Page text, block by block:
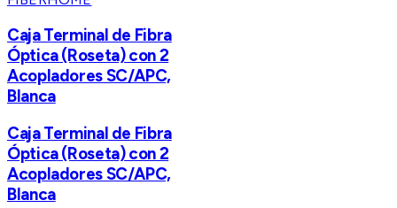
Caja Terminal de Fibra
Óptica (Roseta) con 2
Acopladores SC/APC,
Blanca
Caja Terminal de Fibra
Óptica (Roseta) con 2
Acopladores SC/APC,
Blanca